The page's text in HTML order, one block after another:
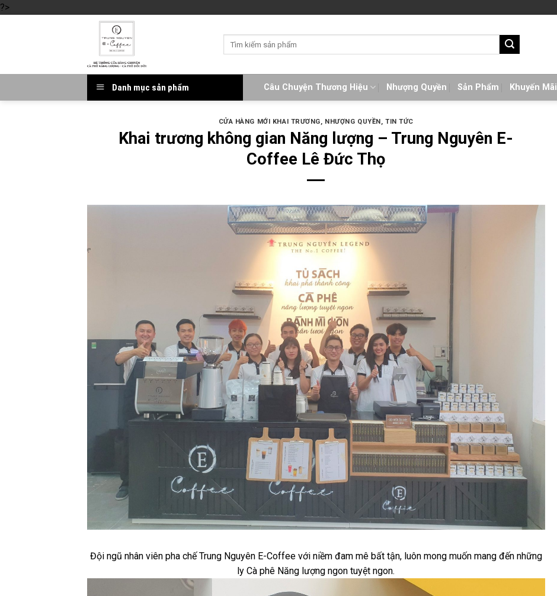
?>
Danh mục sản phẩm Câu Chuyện Thương Hiệu Nhượng Quyền Sản Phẩm Khuyến Mãi
CỬA HÀNG MỚI KHAI TRƯƠNG, NHƯỢNG QUYỀN, TIN TỨC
Khai trương không gian Năng lượng – Trung Nguyên E-
Coffee Lê Đức Thọ
Đội ngũ nhân viên pha chế Trung Nguyên E-Coffee với niềm đam mê bất tận, luôn mong muốn mang đến những
ly Cà phê Năng lượng ngon tuyệt ngon.